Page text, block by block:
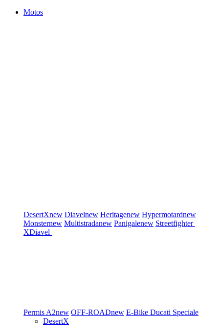
Motos
DesertXnew Diavelnew Heritagenew Hypermotardnew
Monsternew Multistradanew Panigalenew Streetfighter
XDiavel
Permis A2new OFF-ROADnew E-Bike Ducati Speciale
DesertX